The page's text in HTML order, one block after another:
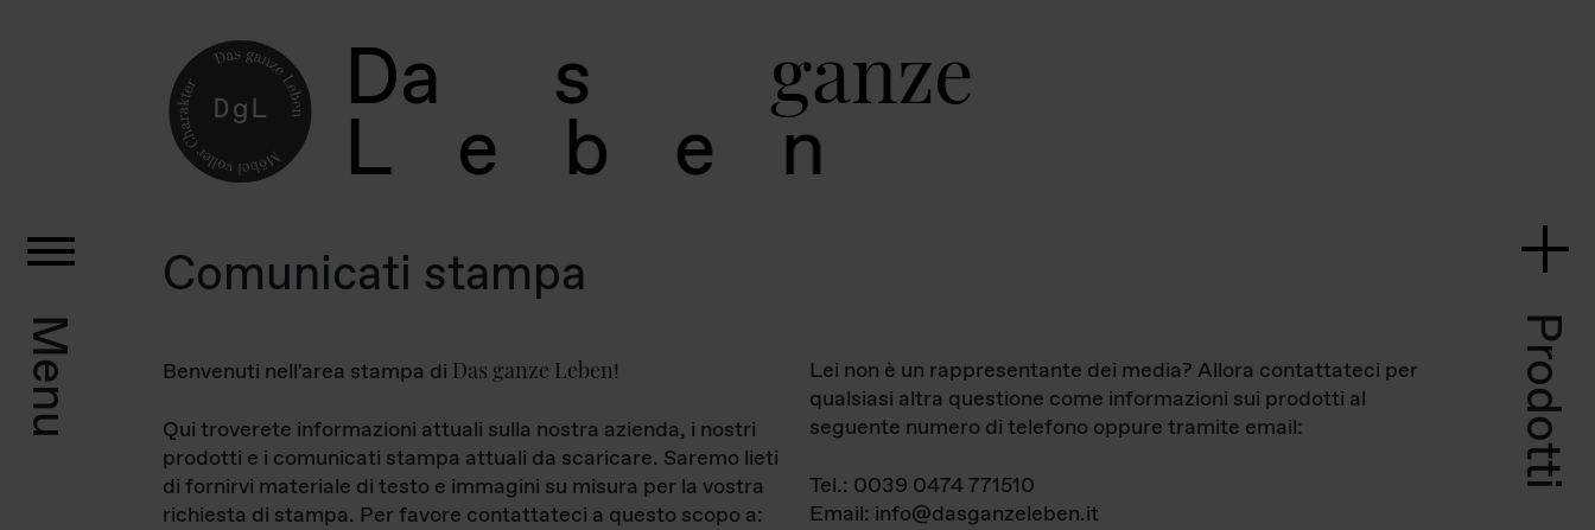
Da s ganz
L e b e
Menu Prodotti
Comunicati stampa
Benvenuti nell'area stampa di Das ganze Leben!
Qui troverete informazioni attuali sulla nostra azienda, i nostri
prodotti e i comunicati stampa attuali da scaricare. Saremo lieti
di fornirvi materiale di testo e immagini su misura per la vostra
richiesta di stampa. Per favore contattateci a questo scopo a:
Lei non è un rappresentante dei media? Allora contattateci per
qualsiasi altra questione come informazioni sui prodotti al
seguente numero di telefono oppure tramite email:
Tel.: 0039 0474 771510
Email: info@dasganzeleben.it